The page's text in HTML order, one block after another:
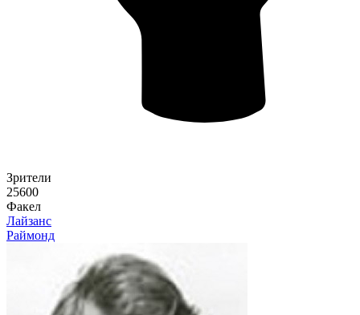
Зрители
25600
Факел
Лайзанс
Раймонд